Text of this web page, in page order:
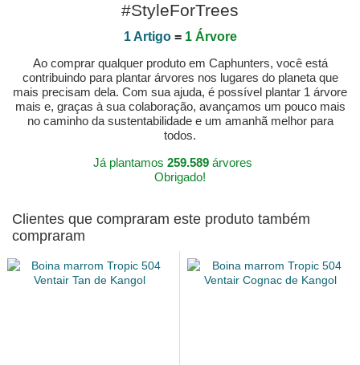
#StyleForTrees
1 Artigo= 1 Árvore
Ao comprar qualquer produto em Caphunters, você está
contribuindo para plantar árvores nos lugares do planeta que
mais precisam dela. Com sua ajuda, é possível plantar 1 árvore
mais e, graças à sua colaboração, avançamos um pouco mais
no caminho da sustentabilidade e um amanhã melhor para
todos.
Já plantamos 259.589árvores
Obrigado!
Clientes que compraram este produto também
compraram